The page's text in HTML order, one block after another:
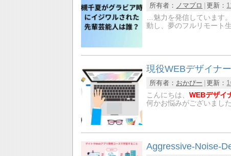
所有者： ノマプロ 更新：
…魅力を発信しています
動し、夢のフルリモート
現役WEBデザイナ
所有者： おかぴー 更新：
こんにちは、 WEBデザイ
何かお悩みがございまし
Aggressive-Noise-